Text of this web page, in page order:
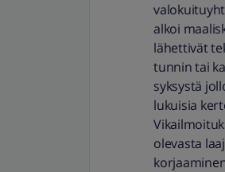
alkoi
lähettivät
tunnin tai
syksystä
lukuisia
olevasta